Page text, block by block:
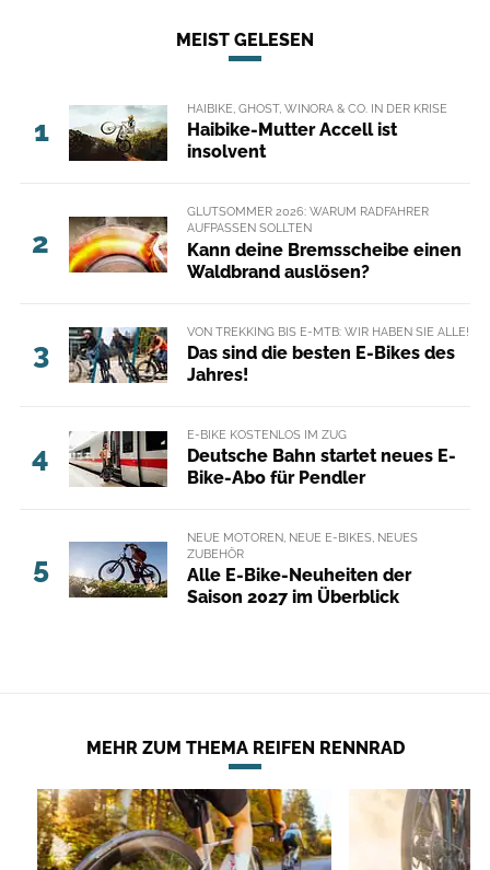
MEIST GELESEN
1
HAIBIKE, GHOST, WINORA & CO. IN DER KRISE
Haibike-Mutter Accell ist
insolvent
2
GLUTSOMMER 2026: WARUM RADFAHRER
AUFPASSEN SOLLTEN
Kann deine Bremsscheibe einen
Waldbrand auslösen?
3
VON TREKKING BIS E-MTB: WIR HABEN SIE ALLE!
Das sind die besten E-Bikes des
Jahres!
4
E-BIKE KOSTENLOS IM ZUG
Deutsche Bahn startet neues E-
Bike-Abo für Pendler
5
NEUE MOTOREN, NEUE E-BIKES, NEUES
ZUBEHÖR
Alle E-Bike-Neuheiten der
Saison 2027 im Überblick
MEHR ZUM THEMA REIFEN RENNRAD